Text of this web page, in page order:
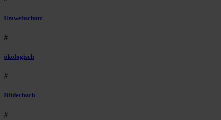
Umweltschutz
#
ökologisch
#
Bilderbuch
#